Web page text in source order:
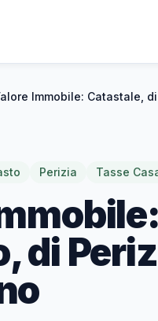
Immobile: Catastale,
Perizia Tasse
di